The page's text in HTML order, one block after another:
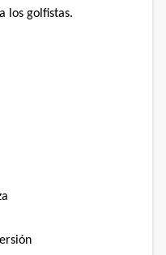
los golfistas.